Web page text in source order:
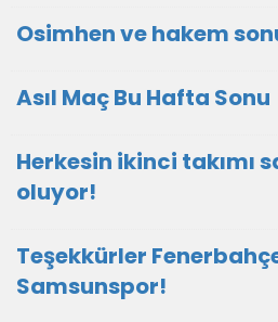
Osimhen ve hakem
Asıl Maç Bu Hafta Sonu
Herkesin ikinci takımı
oluyor!
Teşekkürler
Samsunspor!